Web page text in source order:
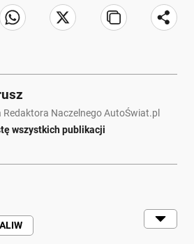
Redaktora Naczelnego AutoŚwiat.pl
wszystkich publikacji